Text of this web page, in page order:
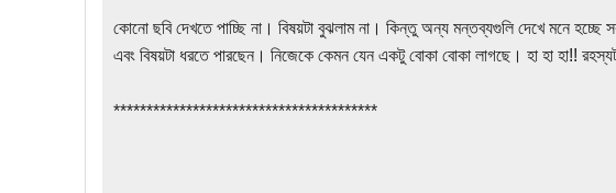
কোনো ছবি দেখতে পাচ্ছি না। বিষয়টা বুঝলাম না। কিন্তু অন্য মন্তব্যগুলি দেখে মনে হচ্ছে
এবং বিষয়টা ধরতে পারছেন। নিজেকে কেমন যেন একটু বোকা বোকা লাগছে। হা হা হা!!
****************************************